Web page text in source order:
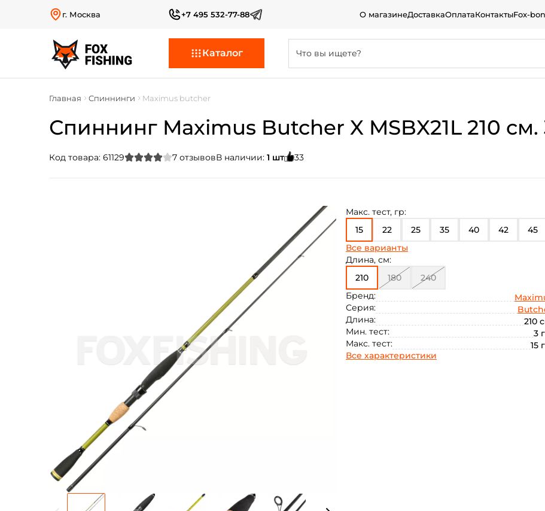
г. Москва +7 495 532-77-88 О магазинеДоставкаОплатаКонтактыFox-
Каталог
Главная Спиннинги Maximus butcher
Спиннинг Maximus Butcher X MSBX21L 210 см.
Код товара: 61129 7 отзывовВ наличии: 1 шт 33
Макс. тест, гр:
15
22 25 35 40 42 45
21 28
Все варианты
Длина, см:
210
180
240
Бренд:
Серия:
Длина:
210
Мин. тест:
3
Макс. тест:
15
Все характеристики